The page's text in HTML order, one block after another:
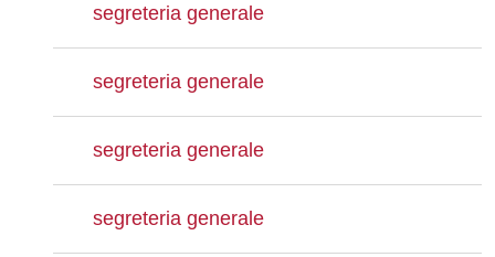
segreteria generale
segreteria generale
segreteria generale
segreteria generale